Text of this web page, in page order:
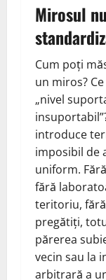
Mirosul
Cum poți
un miros?
„nivel
introduce
imposibil de
uniform.
fără
teritoriu,
pregătiți,
părerea
vecin sau la
arbitrară a